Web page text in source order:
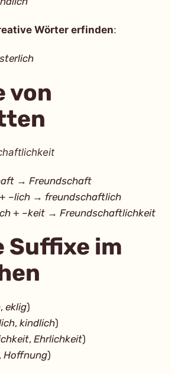
Wörter erfinden:
von
→ Freundschaft
+ –lich → freundschaftlich
+ –keit → Freundschaftlichkeit
Suffixe im
, eklig)
, kindlich)
, Ehrlichkeit)
, Hoffnung)